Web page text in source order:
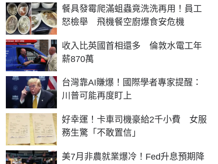
餐具發霉爬滿蛆蟲竟洗洗再用！員工
怒檢舉 飛機餐空廚爆食安危機
收入比英國首相還多 倫敦水電工年
薪870萬
台灣靠AI賺爆！國際學者專家提醒：
川普可能再度盯上
好幸運！卡車司機豪給2千小費 女服
務生驚「不敢置信」
美7月非農就業爆冷！Fed升息預期降